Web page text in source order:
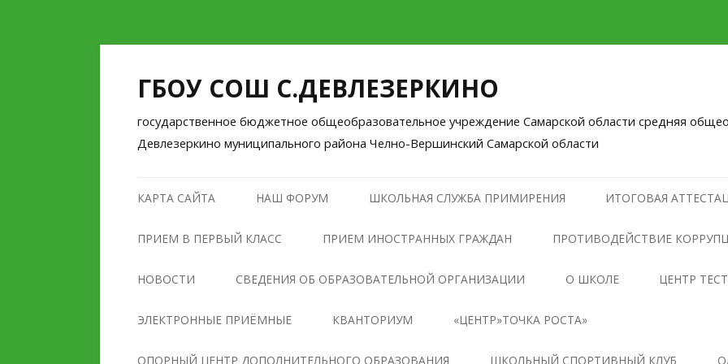
ГБОУ СОШ С.ДЕВЛЕЗЕРКИНО
государственное бюджетное общеобразовательное учреждение Самарской области средняя
Девлезеркино муниципального района Челно-Вершинский Самарской области
к
КАРТА САЙТА НАШ ФОРУМ ШКОЛЬНАЯ СЛУЖБА ПРИМИРЕНИЯ ИТОГОВАЯ
ПРИЕМ В ПЕРВЫЙ КЛАСС ПРИЕМ ИНОСТРАННЫХ ГРАЖДАН ПРОТИВОДЕЙСТВИЕ
НОРМАТИВНЫЕ ПРАВОВЫЕ И
ПРОТИВОДЕЙСТВИЯ
НОВОСТИ СВЕДЕНИЯ ОБ ОБРАЗОВАТЕЛЬНОЙ ОРГАНИЗАЦИИ
ОСНОВНЫЕ СВЕДЕНИЯ
СТРУКТУРА И ОРГАНЫ
О ШКОЛЕ ЦЕНТР
ЭЛЕКТРОННЫЕ ПРИЁМНЫЕ КВАНТОРИУМ «ЦЕНТР»ТОЧКА РОСТА»
ОБЩАЯ ИНФОРМАЦИЯ О
ОПОРНЫЙ ЦЕНТР ДОПОЛНИТЕЛЬНОГО ОБРАЗОВАНИЯ ШКОЛЬНЫЙ СПОРТИВНЫЙ КЛУБ